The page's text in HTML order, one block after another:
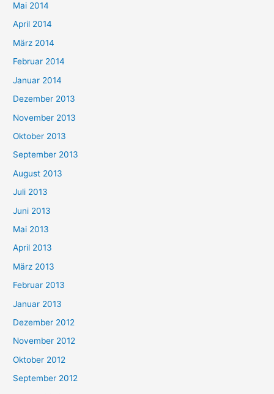
Mai 2014
April 2014
März 2014
Februar 2014
Januar 2014
Dezember 2013
November 2013
Oktober 2013
September 2013
August 2013
Juli 2013
Juni 2013
Mai 2013
April 2013
März 2013
Februar 2013
Januar 2013
Dezember 2012
November 2012
Oktober 2012
September 2012